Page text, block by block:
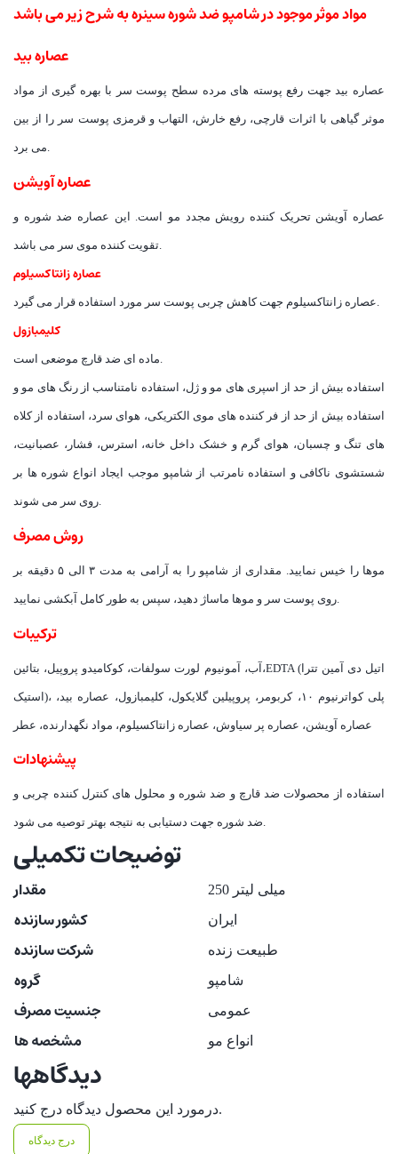
مواد موثر موجود در شامپو ضد شوره سینره به شرح زیر می باشد
عصاره بید
عصاره بید جهت رفع پوسته های مرده سطح پوست سر با بهره گیری از مواد
موثر گیاهی با اثرات قارچی، رفع خارش، التهاب و قرمزی پوست سر را از بین
عصاره آویشن
عصاره آویشن تحریک کننده رویش مجدد مو است. این عصاره ضد شوره و
عصاره زانتاکسیلوم
کلیمبازول
استفاده بیش از حد از اسپری های مو و ژل، استفاده نامتناسب از رنگ های مو و
استفاده بیش از حد از فر کننده های موی الکتریکی، هوای سرد، استفاده از کلاه
های تنگ و چسبان، هوای گرم و خشک داخل خانه، استرس، فشار، عصبانیت،
شستشوی ناکافی و استفاده نامرتب از شامپو موجب ایجاد انواع شوره ها بر
روش مصرف
موها را خیس نمایید. مقداری از شامپو را به آرامی به مدت ۳ الی ۵ دقیقه بر
ترکیبات
آب، آمونیوم لورت سولفات، کوکامیدو پروپیل، بتائین،EDTA (اتیل دی آمین تترا
استیک)، پلی کواترنیوم ۱۰، کربومر، پروپیلین گلایکول، کلیمبازول، عصاره بید،
عصاره آویشن، عصاره پر سیاوش، عصاره زانتاکسیلوم، مواد نگهدارنده، عطر
پیشنهادات
استفاده از محصولات ضد قارچ و ضد شوره و محلول های کنترل کننده چربی و
توضیحات تکمیلی
مقدار 250 میلی لیتر
کشور سازنده ایران
شرکت سازنده طبیعت زنده
گروه شامپو
جنسیت مصرف عمومی
مشخصه ها انواع مو
دیدگاهها
درمورد این محصول دیدگاه درج کنید.
درج دیدگاه